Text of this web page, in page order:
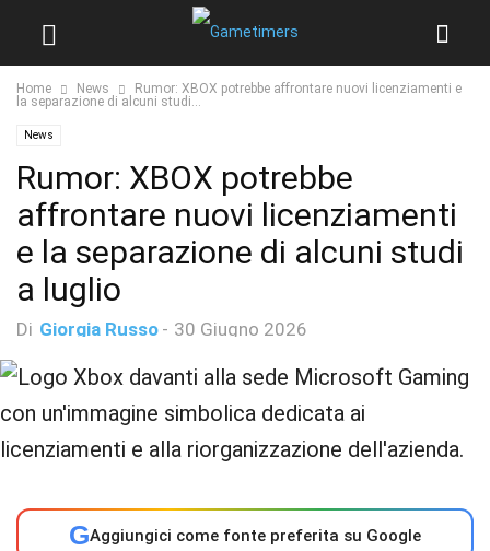
Home News
Rumor: XBOX potrebbe affrontare nuovi licenziamenti e
la separazione di alcuni studi...
News
Rumor: XBOX potrebbe
affrontare nuovi licenziamenti
e la separazione di alcuni studi
a luglio
Di Giorgia Russo - 30 Giugno 2026
GAggiungici come fonte preferita su Google